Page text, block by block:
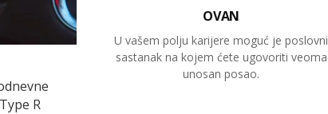
R
OVAN
U vašem polju karijere moguć je poslovni
sastanak na kojem ćete ugovoriti veoma
unosan posao.